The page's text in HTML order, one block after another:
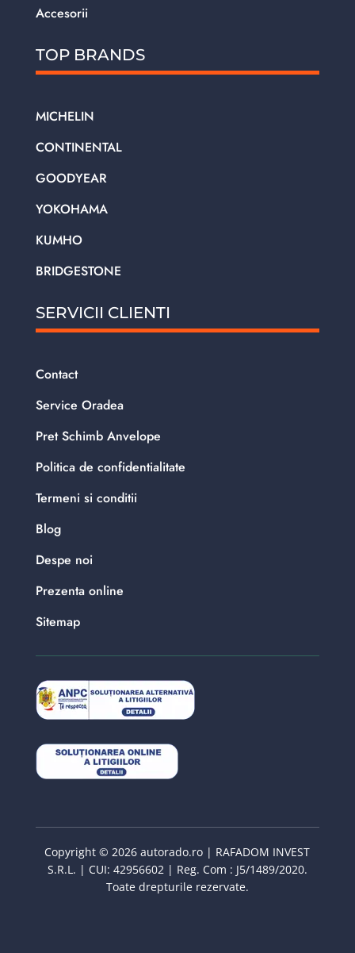
Accesorii
TOP BRANDS
MICHELIN
CONTINENTAL
GOODYEAR
YOKOHAMA
KUMHO
BRIDGESTONE
SERVICII CLIENTI
Contact
Service Oradea
Pret Schimb Anvelope
Politica de confidentialitate
Termeni si conditii
Blog
Despe noi
Prezenta online
Sitemap
Copyright © 2026 autorado.ro | RAFADOM INVEST
S.R.L. | CUI: 42956602 | Reg. Com : J5/1489/2020.
Toate drepturile rezervate.